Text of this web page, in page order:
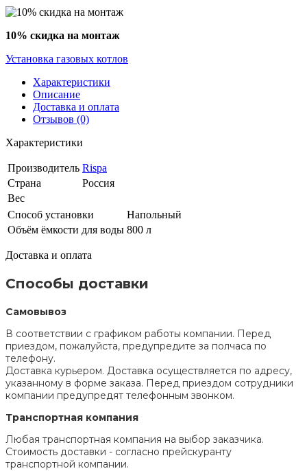
10% скидка на монтаж
Установка газовых котлов
Характеристики
Описание
Доставка и оплата
Отзывов (0)
Характеристики
Производитель Rispa
Страна
Россия
Вес
Способ установки
Напольный
Объём ёмкости для воды 800 л
Доставка и оплата
Способы доставки
Самовывоз
В соответствии с графиком работы компании. Перед
приездом, пожалуйста, предупредите за полчаса по
телефону.
Доставка курьером. Доставка осуществляется по адресу,
указанному в форме заказа. Перед приездом сотрудники
компании предупредят телефонным звонком.
Транспортная компания
Любая транспортная компания на выбор заказчика.
Стоимость доставки - согласно прейскуранту
транспортной компании.